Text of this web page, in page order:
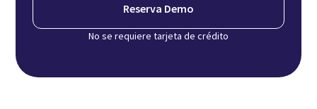
Reserva Demo
No se requiere tarjeta de crédito